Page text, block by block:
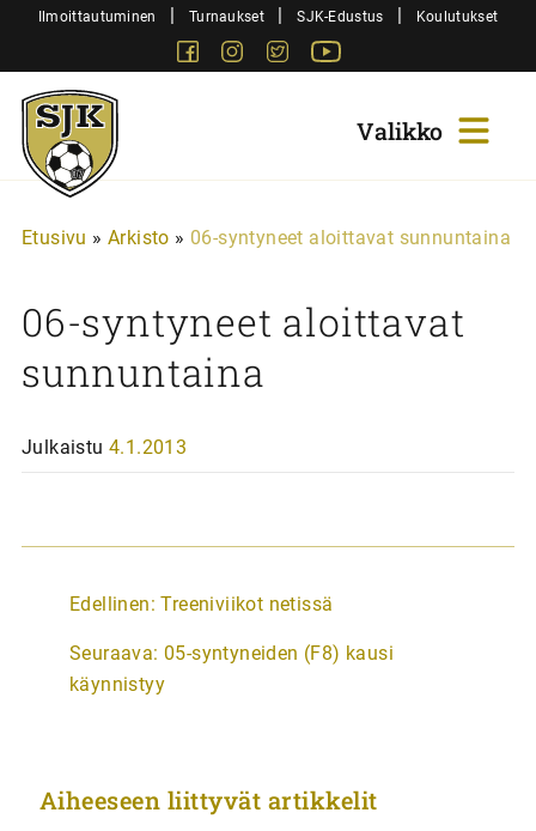
SiirryIlmoittautuminen | Turnaukset | SJK-Edustus | Koulutukset
FacebookInstagram
Twitter
Sjk-
Juniorit
Etusivu » Arkisto » 06-syntyneet aloittavat sunnuntaina
06-syntyneet aloittavat
sunnuntaina
Julkaistu 4.1.2013
A
t
i
e
Edellinen: Treeniviikot netissä
Seuraava: 05-syntyneiden (F8) kausi
käynnistyy
Aiheeseen liittyvät artikkelit